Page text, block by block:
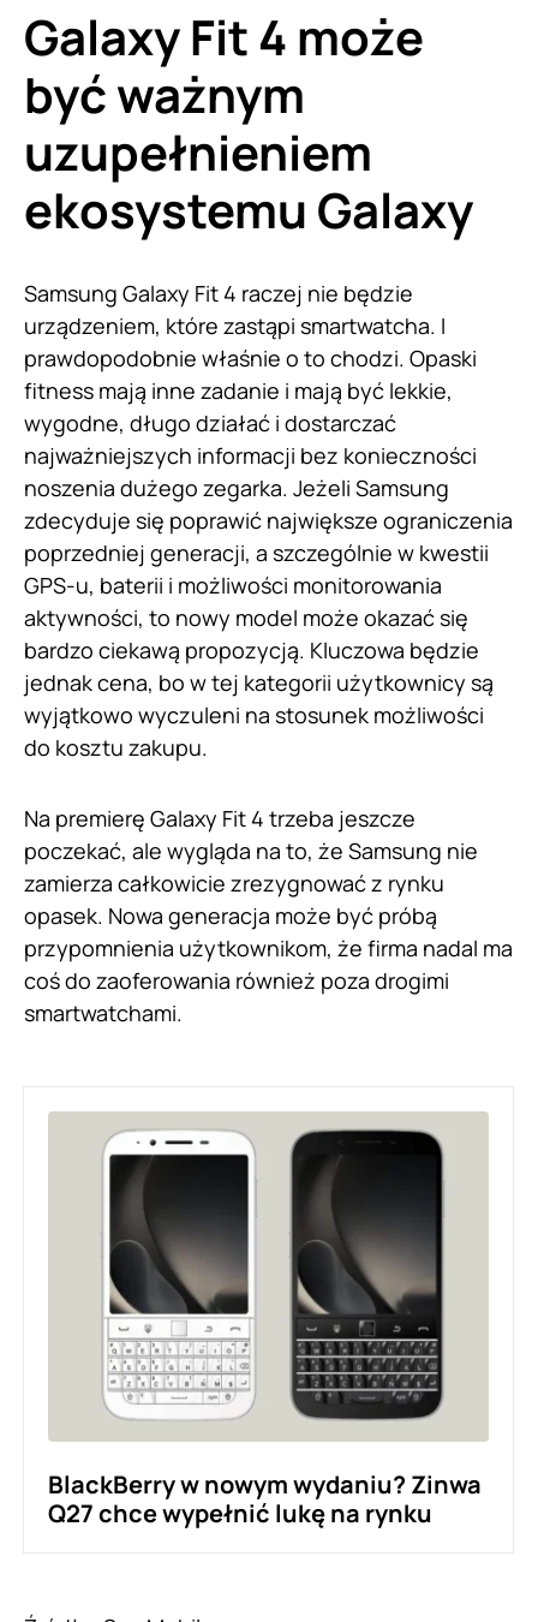
Galaxy Fit 4 może
być ważnym
uzupełnieniem
ekosystemu Galaxy
Samsung Galaxy Fit 4 raczej nie będzie
urządzeniem, które zastąpi smartwatcha. I
prawdopodobnie właśnie o to chodzi. Opaski
fitness mają inne zadanie i mają być lekkie,
wygodne, długo działać i dostarczać
najważniejszych informacji bez konieczności
noszenia dużego zegarka. Jeżeli Samsung
zdecyduje się poprawić największe ograniczenia
poprzedniej generacji, a szczególnie w kwestii
GPS-u, baterii i możliwości monitorowania
aktywności, to nowy model może okazać się
bardzo ciekawą propozycją. Kluczowa będzie
jednak cena, bo w tej kategorii użytkownicy są
wyjątkowo wyczuleni na stosunek możliwości
do kosztu zakupu.
Na premierę Galaxy Fit 4 trzeba jeszcze
poczekać, ale wygląda na to, że Samsung nie
zamierza całkowicie zrezygnować z rynku
opasek. Nowa generacja może być próbą
przypomnienia użytkownikom, że firma nadal ma
coś do zaoferowania również poza drogimi
smartwatchami.
BlackBerry w nowym wydaniu? Zinwa
Q27 chce wypełnić lukę na rynku